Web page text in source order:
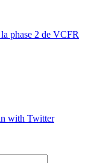
phase 2 de VCFR
with Twitter